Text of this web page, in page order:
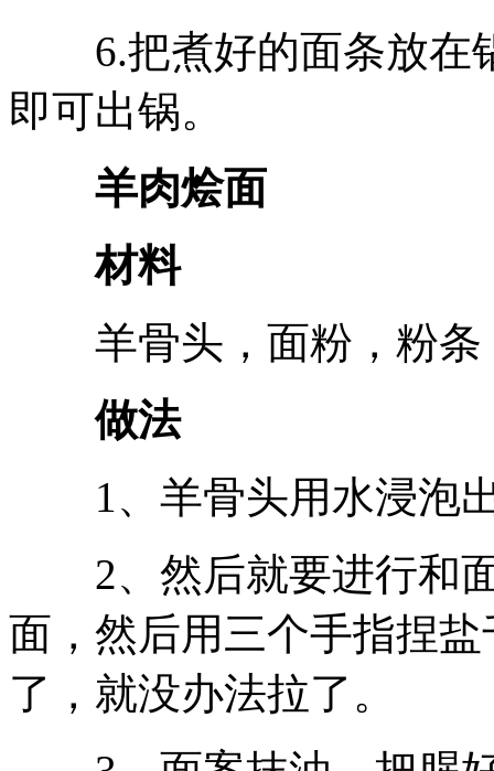
6.把煮好的面条放在
即可出锅。
羊肉烩面
材料
羊骨头，面粉，粉条
做法
1、羊骨头用水浸泡
2、然后就要进行和面
面，然后用三个手指捏
了，就没办法拉了。